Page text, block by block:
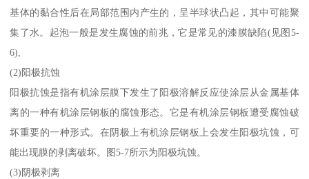
基体的黏合性后在局部范围内产生的，呈半球状凸起，其中可能聚
集了水。起泡一般是发生腐蚀的前兆，它是常见的漆膜缺陷(见图5-
6),
(2)阳极抗蚀
阳极抗蚀是指有机涂层膜下发生了阳极溶解反应使涂层从金属基体
离的一种有机涂层钢板的腐蚀形态。它是有机涂层钢板遭受腐蚀破
坏重要的一种形式。在阴极上有机涂层钢板上会发生阳极坑蚀，可
能出现膜的剥离破坏。图5-7所示为阳极坑蚀。
(3)阴极剥离